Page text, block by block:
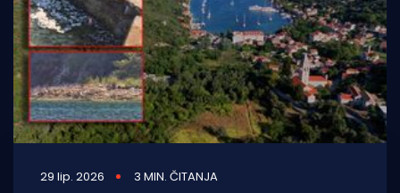
Pomorstvo
Ribolov
Ekologija
Tradicija i kultura
29 lip. 2026 3 MIN. ČITANJA